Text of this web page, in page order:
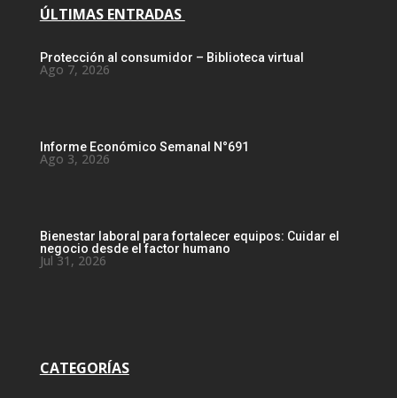
ÚLTIMAS ENTRADAS
Protección al consumidor – Biblioteca virtual
Ago 7, 2026
Informe Económico Semanal N°691
Ago 3, 2026
Bienestar laboral para fortalecer equipos: Cuidar el
negocio desde el factor humano
Jul 31, 2026
CATEGORÍAS